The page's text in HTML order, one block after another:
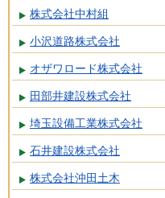
株式会社中村組
小沢道路株式会社
オザワロード株式会社
田部井建設株式会社
埼玉設備工業株式会社
石井建設株式会社
株式会社沖田土木